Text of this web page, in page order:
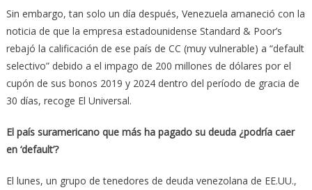
Sin embargo, tan solo un día después, Venezuela amaneció con la
noticia de que la empresa estadounidense Standard & Poor’s
rebajó la calificación de ese país de CC (muy vulnerable) a “default
selectivo” debido a el impago de 200 millones de dólares por el
cupón de sus bonos 2019 y 2024 dentro del período de gracia de
30 días, recoge El Universal.
El país suramericano que más ha pagado su deuda ¿podría caer
en ‘default’?
El lunes, un grupo de tenedores de deuda venezolana de EE.UU.,